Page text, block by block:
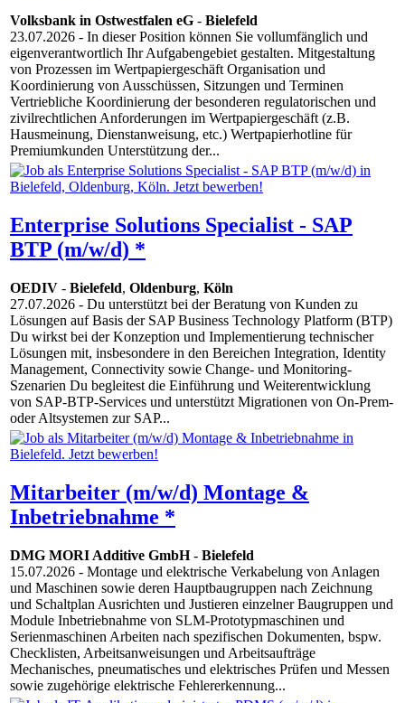
Volksbank in Ostwestfalen eG - Bielefeld
23.07.2026 - In dieser Position können Sie vollumfänglich und
eigenverantwortlich Ihr Aufgabengebiet gestalten. Mitgestaltung
von Prozessen im Wertpapiergeschäft Organisation und
Koordinierung von Ausschüssen, Sitzungen und Terminen
Vertriebliche Koordinierung der besonderen regulatorischen und
zivilrechtlichen Anforderungen im Wertpapiergeschäft (z.B.
Hausmeinung, Dienstanweisung, etc.) Wertpapierhotline für
Premiumkunden Unterstützung der...
Enterprise Solutions Specialist - SAP
BTP (m/w/d) *
OEDIV - Bielefeld, Oldenburg, Köln
27.07.2026 - Du unterstützt bei der Beratung von Kunden zu
Lösungen auf Basis der SAP Business Technology Platform (BTP)
Du wirkst bei der Konzeption und Implementierung technischer
Lösungen mit, insbesondere in den Bereichen Integration, Identity
Management, Connectivity sowie Change- und Monitoring-
Szenarien Du begleitest die Einführung und Weiterentwicklung
von SAP-BTP-Services und unterstützt Migrationen von On-Prem-
oder Altsystemen zur SAP...
Mitarbeiter (m/w/d) Montage &
Inbetriebnahme *
DMG MORI Additive GmbH- Bielefeld
15.07.2026 - Montage und elektrische Verkabelung von Anlagen
und Maschinen sowie deren Hauptbaugruppen nach Zeichnung
und Schaltplan Ausrichten und Justieren einzelner Baugruppen und
Module Inbetriebnahme von SLM-Prototypmaschinen und
Serienmaschinen Arbeiten nach spezifischen Dokumenten, bspw.
Checklisten, Arbeitsanweisungen und Arbeitsaufträge
Mechanisches, pneumatisches und elektrisches Prüfen und Messen
sowie zugehörige elektrische Fehlererkennung...